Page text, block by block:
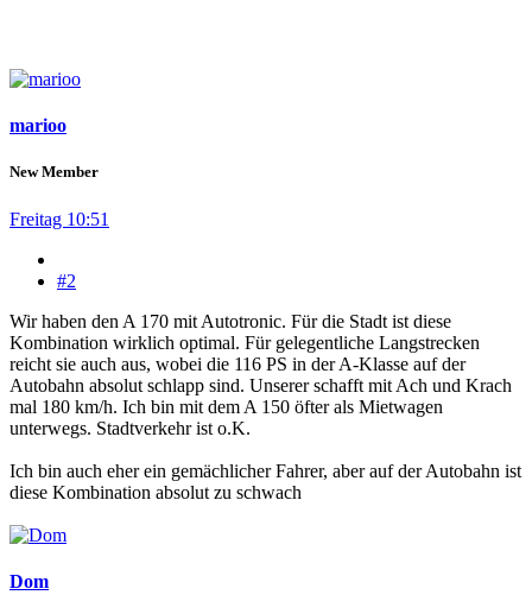
marioo
New Member
Freitag 10:51
#2
Wir haben den A 170 mit Autotronic. Für die Stadt ist diese
Kombination wirklich optimal. Für gelegentliche Langstrecken
reicht sie auch aus, wobei die 116 PS in der A-Klasse auf der
Autobahn absolut schlapp sind. Unserer schafft mit Ach und Krach
mal 180 km/h. Ich bin mit dem A 150 öfter als Mietwagen
unterwegs. Stadtverkehr ist o.K.
Ich bin auch eher ein gemächlicher Fahrer, aber auf der Autobahn ist
diese Kombination absolut zu schwach
Dom